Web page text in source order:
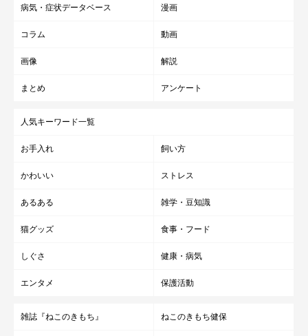
病気・症状データベース 漫画
コラム 動画
画像 解説
まとめ アンケート
人気キーワード一覧
お手入れ 飼い方
かわいい ストレス
あるある 雑学・豆知識
猫グッズ 食事・フード
しぐさ 健康・病気
エンタメ 保護活動
雑誌『ねこのきもち』 ねこのきもち健保